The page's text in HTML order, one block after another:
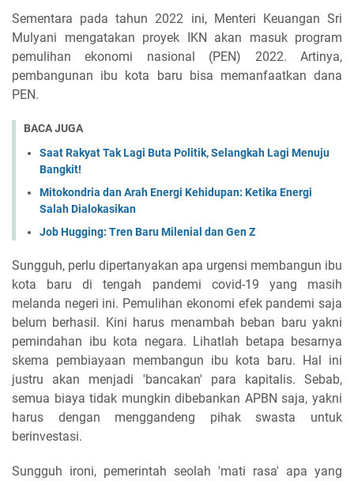
Sementara pada tahun 2022 ini, Menteri Keuangan Sri
Mulyani mengatakan proyek IKN akan masuk program
pemulihan ekonomi nasional (PEN) 2022. Artinya,
pembangunan ibu kota baru bisa memanfaatkan dana
PEN.
BACA JUGA
Saat Rakyat Tak Lagi Buta Politik, Selangkah Lagi Menuju
Bangkit!
Mitokondria dan Arah Energi Kehidupan: Ketika Energi
Salah Dialokasikan
Job Hugging: Tren Baru Milenial dan Gen Z
Sungguh, perlu dipertanyakan apa urgensi membangun ibu
kota baru di tengah pandemi covid-19 yang masih
melanda negeri ini. Pemulihan ekonomi efek pandemi saja
belum berhasil. Kini harus menambah beban baru yakni
pemindahan ibu kota negara. Lihatlah betapa besarnya
skema pembiayaan membangun ibu kota baru. Hal ini
justru akan menjadi 'bancakan' para kapitalis. Sebab,
semua biaya tidak mungkin dibebankan APBN saja, yakni
harus dengan menggandeng pihak swasta untuk
berinvestasi.
Sungguh ironi, pemerintah seolah 'mati rasa' apa yang